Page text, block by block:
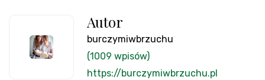
Autor
burczymiwbrzuchu
(1009 wpisów)
https://burczymiwbrzuchu.pl